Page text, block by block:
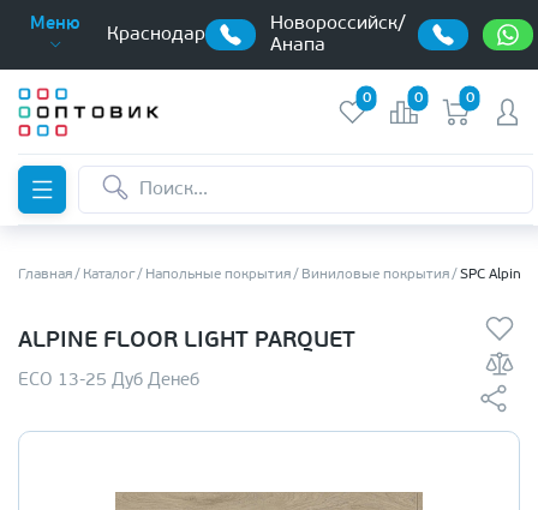
Меню
Краснодар
Новороссийск/
Анапа
0 0 0
Главная Каталог Напольные покрытия Виниловые покрытия SPC Alpine
ALPINE FLOOR LIGHT PARQUET
ЕСО 13-25 Дуб Денеб